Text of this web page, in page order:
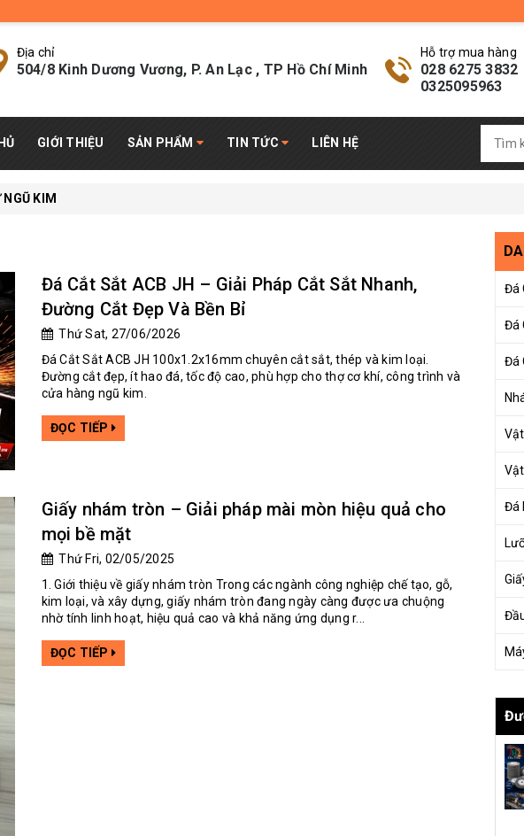
Địa chỉ
504/8 Kinh Dương Vương, P. An Lạc , TP Hồ Chí Minh
Hỗ trợ mua hàng
028 6275 3832
0325095963
GIỚI THIỆU SẢN PHẨM TIN TỨC LIÊN HỆ
KIM
Đá Cắt Sắt ACB JH – Giải Pháp Cắt Sắt Nhanh,
Đường Cắt Đẹp Và Bền Bỉ
Thứ Sat, 27/06/2026
Đá Cắt Sắt ACB JH 100x1.2x16mm chuyên cắt sắt, thép và kim loại.
Đường cắt đẹp, ít hao đá, tốc độ cao, phù hợp cho thợ cơ khí, công trình và
cửa hàng ngũ kim.
ĐỌC TIẾP
Giấy nhám tròn – Giải pháp mài mòn hiệu quả cho
mọi bề mặt
Thứ Fri, 02/05/2025
1. Giới thiệu về giấy nhám tròn Trong các ngành công nghiệp chế tạo, gỗ,
kim loại, và xây dựng, giấy nhám tròn đang ngày càng được ưa chuộng
nhờ tính linh hoạt, hiệu quả cao và khả năng ứng dụng r...
ĐỌC TIẾP
Đá
Đá
Đá
Đá